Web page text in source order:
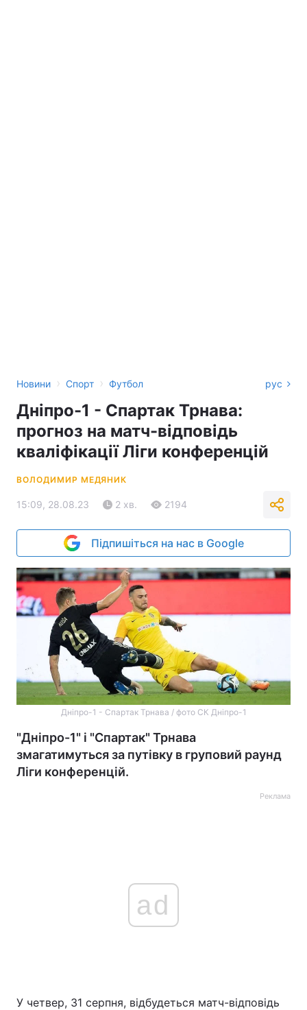
Новини › Спорт › Футбол рус
Дніпро-1 - Спартак Трнава:
прогноз на матч-відповідь
кваліфікації Ліги конференцій
ВОЛОДИМИР МЕДЯНИК
15:09, 28.08.23 2 хв. 2194
Підпишіться на нас в Google
Дніпро-1 - Спартак Трнава / фото СК Дніпро-1
"Дніпро-1" і "Спартак" Трнава
змагатимуться за путівку в груповий раунд
Ліги конференцій.
Реклама
ad
У четвер, 31 серпня, відбудеться матч-відповідь